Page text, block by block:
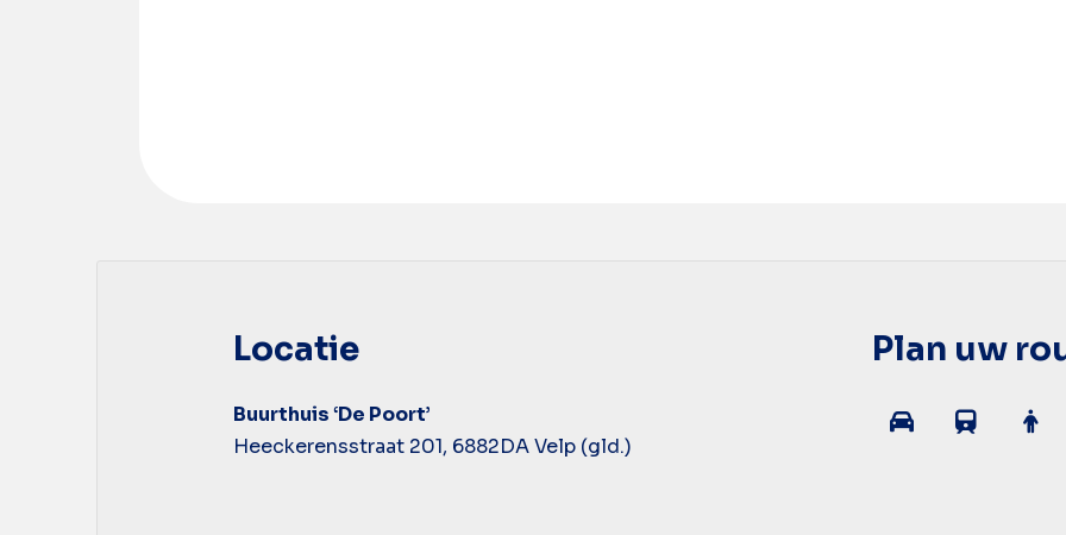
Locatie
Buurthuis ‘De Poort’
Heeckerensstraat 201, 6882DA Velp (gld.)
Plan uw